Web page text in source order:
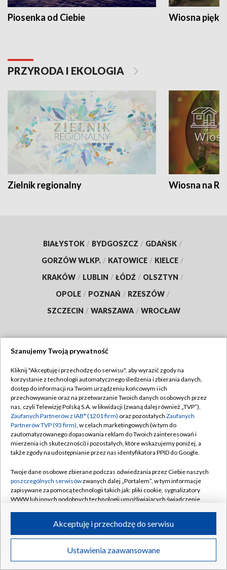
Piosenka od Ciebie Wiosna
PRZYRODA I EKOLOGIA
Zielnik regionalny Wiosna na
BIAŁYSTOK / BYDGOSZCZ / GDAŃSK /
GORZÓW WLKP. / KATOWICE / KIELCE /
KRAKÓW / LUBLIN / ŁÓDŹ / OLSZTYN /
OPOLE / POZNAŃ / RZESZÓW /
SZCZECIN / WARSZAWA / WROCŁAW
TVP
Abonament TVP
Emisja w TVP
Centrum informacji TVP
Naziemna Telewizja Cyfrowa
Rada Programowa
System NOS
Informacje o nadawcy
Program dla prasy
Ogłoszenie przetargowe
Regulamin TVP
Polityka prywatności
Moje zgody
Pomoc
Kontakt
Kanały
©2026 Telewizja Polska S.A. w likwidacji
Szanujemy Twoją prywatność
Kliknij "Akceptuję i przechodzę do serwisu", aby wyrazić zgody na
korzystanie z technologii automatycznego śledzenia i zbierania danych,
dostęp do informacji na Twoim urządzeniu końcowym i ich
przechowywanie oraz na przetwarzanie Twoich danych osobowych przez
nas, czyli Telewizję Polską S.A. w likwidacji (zwaną dalej również „TVP”),
Zaufanych Partnerów z IAB* (1201 firm) oraz pozostałych Zaufanych
Partnerów TVP (93 firm), w celach marketingowych (w tym do
zautomatyzowanego dopasowania reklam do Twoich zainteresowań i
mierzenia ich skuteczności) i pozostałych, które wskazujemy poniżej, a
także zgody na udostępnianie przez nas identyfikatora PPID do Google.
Twoje dane osobowe zbierane podczas odwiedzania przez Ciebie naszych
poszczególnych serwisówzwanych dalej „Portalem”, w tym informacje
zapisywane za pomocą technologii takich jak: pliki cookie, sygnalizatory
WWW lub innych podobnych technologii umożliwiających świadczenie
ruchu w Internecie.
Twoje dane osobowe zbierane podczas odwiedzania przez Ciebie
poszczególnych serwisówna Portalu, takie jak adresy IP, identyfikatory
Ustawienia zaawansowane
Akceptuję i przechodzę do serwisu